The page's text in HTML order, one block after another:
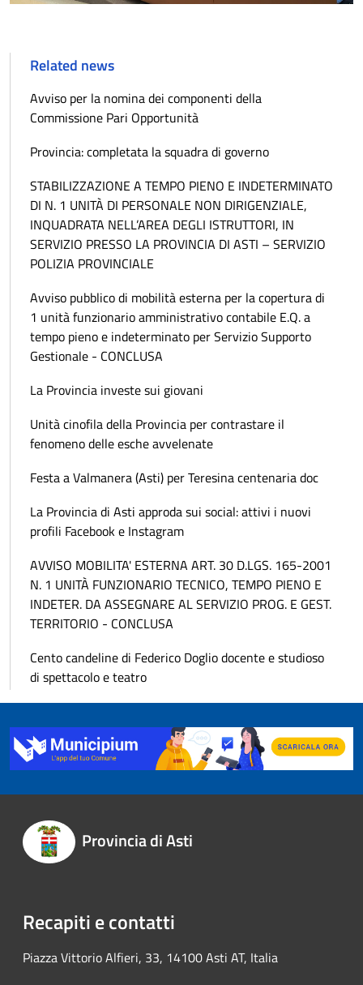
Related news
Avviso per la nomina dei componenti della
Commissione Pari Opportunità
Provincia: completata la squadra di governo
STABILIZZAZIONE A TEMPO PIENO E INDETERMINATO
DI N. 1 UNITÀ DI PERSONALE NON DIRIGENZIALE,
INQUADRATA NELL’AREA DEGLI ISTRUTTORI, IN
SERVIZIO PRESSO LA PROVINCIA DI ASTI – SERVIZIO
POLIZIA PROVINCIALE
Avviso pubblico di mobilità esterna per la copertura di
1 unità funzionario amministrativo contabile E.Q. a
tempo pieno e indeterminato per Servizio Supporto
Gestionale - CONCLUSA
La Provincia investe sui giovani
Unità cinofila della Provincia per contrastare il
fenomeno delle esche avvelenate
Festa a Valmanera (Asti) per Teresina centenaria doc
La Provincia di Asti approda sui social: attivi i nuovi
profili Facebook e Instagram
AVVISO MOBILITA' ESTERNA ART. 30 D.LGS. 165-2001
N. 1 UNITÀ FUNZIONARIO TECNICO, TEMPO PIENO E
INDETER. DA ASSEGNARE AL SERVIZIO PROG. E GEST.
TERRITORIO - CONCLUSA
Cento candeline di Federico Doglio docente e studioso
di spettacolo e teatro
Provincia di Asti
Recapiti e contatti
Piazza Vittorio Alfieri, 33, 14100 Asti AT, Italia